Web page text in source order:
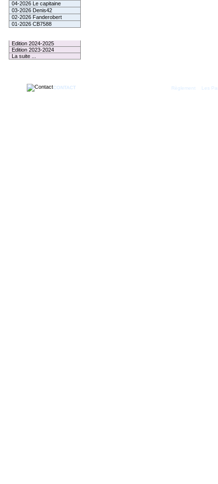
04-2026 Le capitaine
03-2026 Denis42
02-2026 Fanderobert
01-2026 CB7588
Edition 2024-2025
Edition 2023-2024
La suite ...
CONTACT Règlement Les